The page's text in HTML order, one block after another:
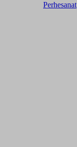
Perhesanat